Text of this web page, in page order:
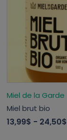
Miel de la Garde
Miel brut bio
13,99$ - 24,50$